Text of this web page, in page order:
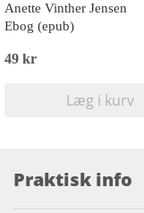
Anette Vinther Jensen
Ebog (epub)
49 kr
Læg i kurv
Praktisk info